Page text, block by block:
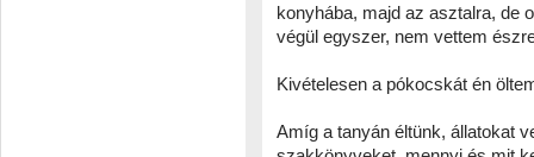
konyhába, majd az asztalra, de
végül egyszer, nem vettem
Kivételesen a pókocskát én
Amíg a tanyán éltünk, állatokat